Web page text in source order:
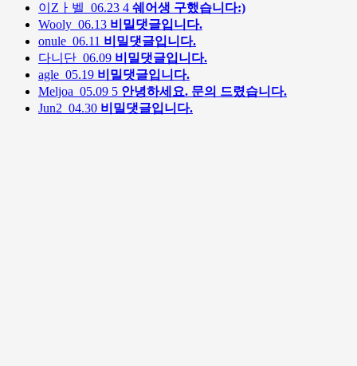
이Zㅏ벨 06.23 4 쉐어생 구했습니다:)
Wooly 06.13 비밀댓글입니다.
onule 06.11 비밀댓글입니다.
다니단 06.09 비밀댓글입니다.
agle 05.19 비밀댓글입니다.
Meljoa 05.09 5 안녕하세요. 문의 드렸습니다.
Jun2 04.30 비밀댓글입니다.